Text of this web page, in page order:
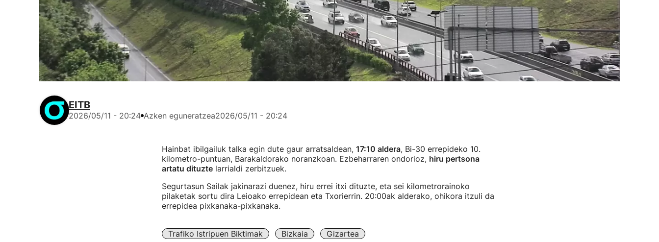
EITB
2026/05/11 - 20:24 Azken eguneratzea2026/05/11 - 20:24
Hainbat ibilgailuk talka egin dute gaur arratsaldean, 17:10 aldera, Bi-30 errepideko 10.
kilometro-puntuan, Barakaldorako noranzkoan. Ezbeharraren ondorioz, hiru pertsona
artatu dituztelarrialdi zerbitzuek.
Segurtasun Sailak jakinarazi duenez, hiru errei itxi dituzte, eta sei kilometrorainoko
pilaketak sortu dira Leioako errepidean eta Txorierrin. 20:00ak alderako, ohikora itzuli da
errepidea pixkanaka-pixkanaka.
Trafiko Istripuen Biktimak Bizkaia Gizartea